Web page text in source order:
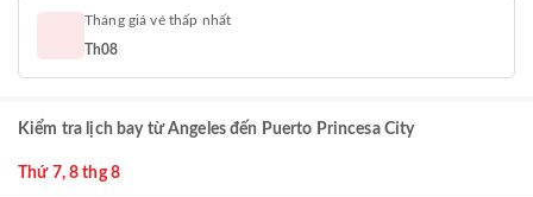
Tháng giá vé thấp nhất
Th08
Kiểm tra lịch bay từ Angeles đến Puerto Princesa City
Thứ 7, 8 thg 8